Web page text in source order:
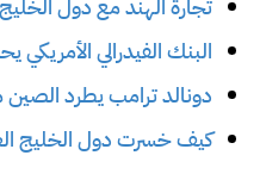
البنك الفيدرالي الأمريكي
دونالد ترامب يطرد
كيف خسرت دول الخليج